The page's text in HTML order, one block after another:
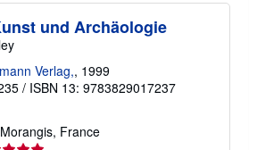
und Archäologie
Verlag,, 1999
/ ISBN 13: 9783829017237
France